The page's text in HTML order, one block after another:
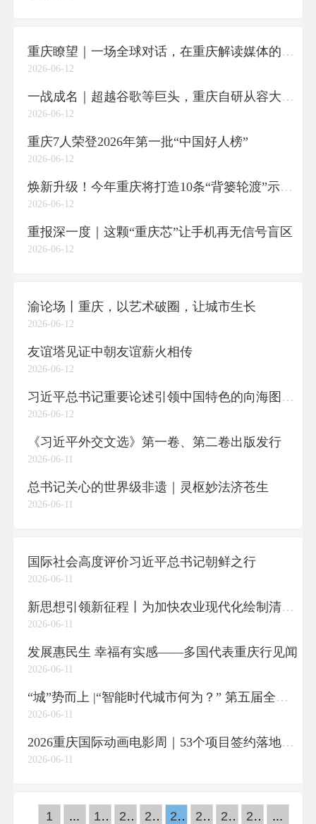
重庆瞭望｜一场全球对话，在重庆解读媒体的新使命
2026-06-12
一战成名｜超越谷歌等巨头，重庆自研从容大模型何以登顶全球多模态榜首
2026-06-12
重庆7人荣登2026年第一批“中国好人榜”
2026-06-12
焕新升级！今年重庆将打造10条“背篓轮渡”示范航线
2026-06-12
重报深一度｜这颗“重庆芯”让手机再无信号盲区
2026-06-12
渝论场丨重庆，以艺术破圈，让城市生长
2026-06-12
友谊塔见证中朝友谊薪火相传
2026-06-12
习近平总书记重要论述引领中国特色的向海图强之路
2026-06-12
《习近平外交文选》第一卷、第二卷出版发行
2026-06-11
总书记关心的世界级非遗｜灵枢妙法济苍生
2026-06-11
国际社会高度评价习近平总书记朝鲜之行
2026-06-11
新思想引领新征程丨为加快农业现代化绘制清晰“施工图”
2026-06-11
发展惠民生 幸福有实感——多国代表重庆行见闻
2026-06-11
“城”势而上 |“智能时代城市何为？” 第五届全球媒体创新论坛的智媒答卷
2026-06-11
2026重庆国际动画电影周｜53个项目签约落地永川，总投资达28亿元
2026-06-11
1 ... 19 20 21 22 23 24 25 ...